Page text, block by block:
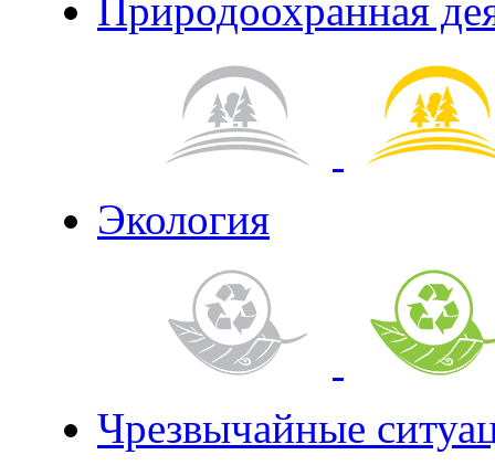
Природоохранная
Экология
Чрезвычайные